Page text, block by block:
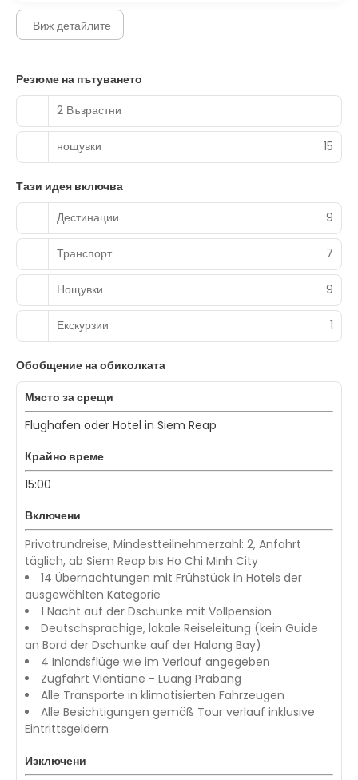
Виж детайлите
Резюме на пътуването
2 Възрастни
нощувки 15
Тази идея включва
Дестинации
9
Транспорт 7
Нощувки 9
Екскурзии 1
Обобщение на обиколката
Място за срещи
Flughafen oder Hotel in Siem Reap
Крайно време
15:00
Включени
Privatrundreise, Mindestteilnehmerzahl: 2, Anfahrt
täglich, ab Siem Reap bis Ho Chi Minh City
14 Übernachtungen mit Frühstück in Hotels der
ausgewählten Kategorie
1 Nacht auf der Dschunke mit Vollpension
Deutschsprachige, lokale Reiseleitung (kein Guide
an Bord der Dschunke auf der Halong Bay)
4 Inlandsflüge wie im Verlauf angegeben
Zugfahrt Vientiane - Luang Prabang
Alle Transporte in klimatisierten Fahrzeugen
Alle Besichtigungen gemäß Tour verlauf inklusive
Eintrittsgeldern
Изключени